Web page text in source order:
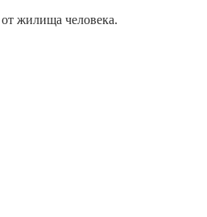
жилища человека.